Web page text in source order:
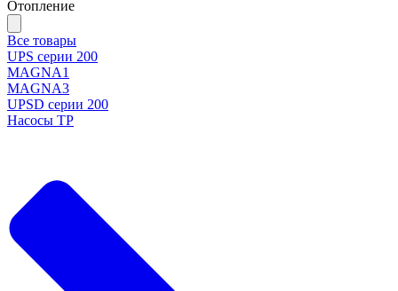
Отопление
Все товары
UPS серии 200
MAGNA1
MAGNA3
UPSD серии 200
Насосы TP